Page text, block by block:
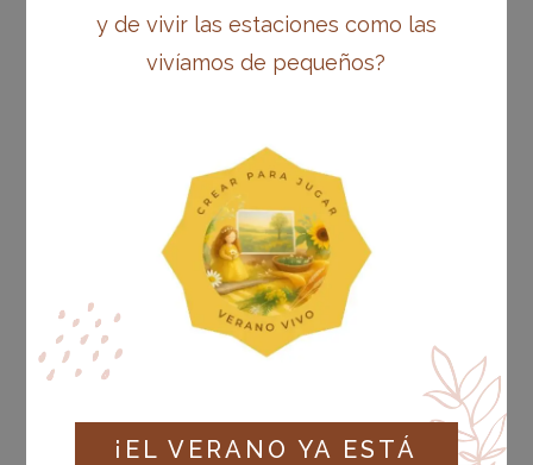
MA Diseño 7.1. Creación de
microespacios para un aprendizaje real
y globalizado: introducción a esta
filosofía pedagógica
competenciales, reales y significativos
y de vivir las estaciones como las
vivíamos de pequeños?
¡EL VERANO YA ESTÁ